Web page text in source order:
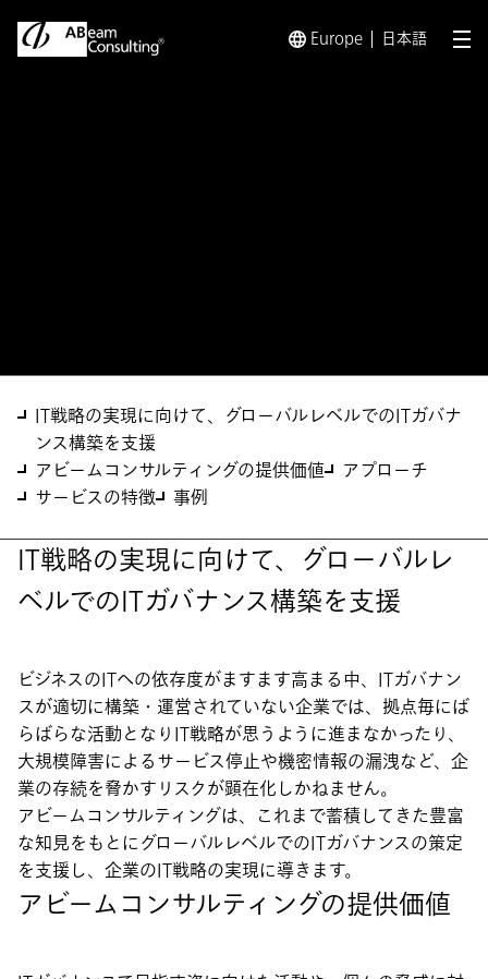
Europe 日本語 メ
IT戦略の実現に向けて、グローバルレベルでのITガバナ
ンス構築を支援
アビームコンサルティングの提供価値
アプローチ
サービスの特徴
事例
IT戦略の実現に向けて、グローバルレ
ベルでのITガバナンス構築を支援
ビジネスのITへの依存度がますます高まる中、ITガバナン
スが適切に構築・運営されていない企業では、拠点毎にば
らばらな活動となりIT戦略が思うように進まなかったり、
大規模障害によるサービス停止や機密情報の漏洩など、企
業の存続を脅かすリスクが顕在化しかねません。
アビームコンサルティングは、これまで蓄積してきた豊富
な知見をもとにグローバルレベルでのITガバナンスの策定
を支援し、企業のIT戦略の実現に導きます。
アビームコンサルティングの提供価値